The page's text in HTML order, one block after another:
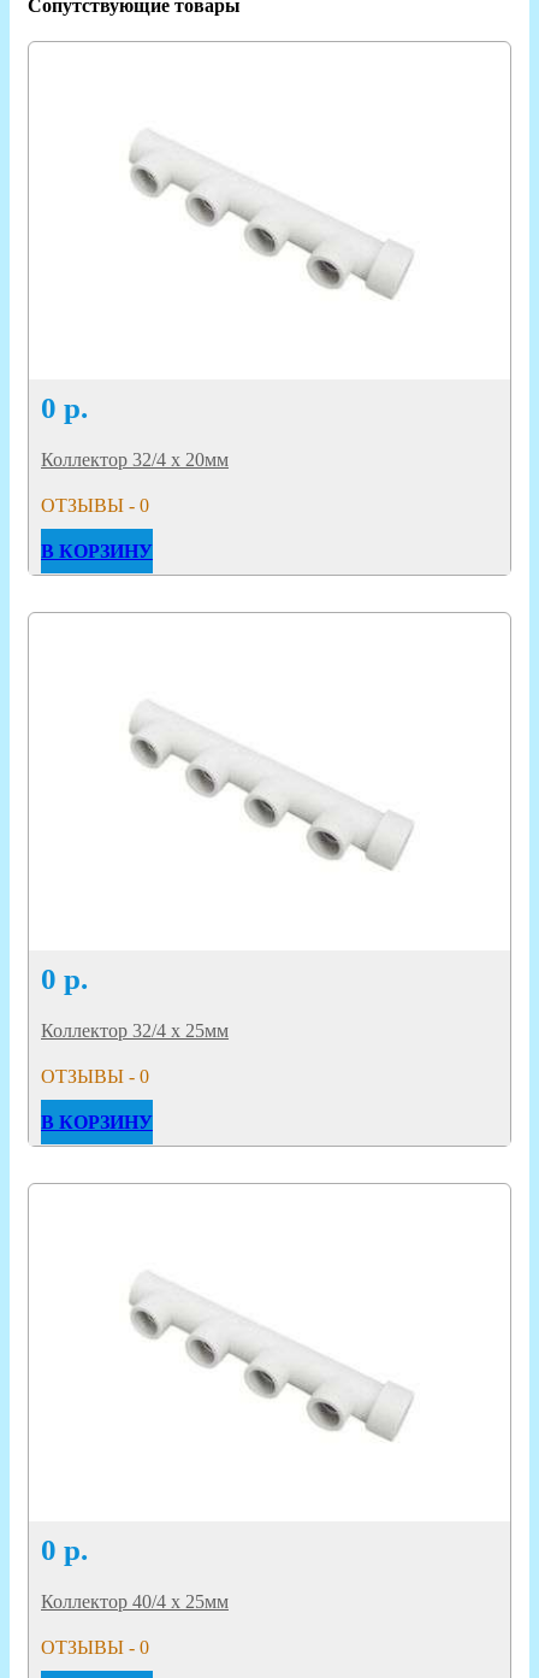
Сопутствующие товары
0 р.
Коллектор 32/4 х 20мм
ОТЗЫВЫ - 0
В КОРЗИНУ
0 р.
Коллектор 32/4 х 25мм
ОТЗЫВЫ - 0
В КОРЗИНУ
0 р.
Коллектор 40/4 х 25мм
ОТЗЫВЫ - 0